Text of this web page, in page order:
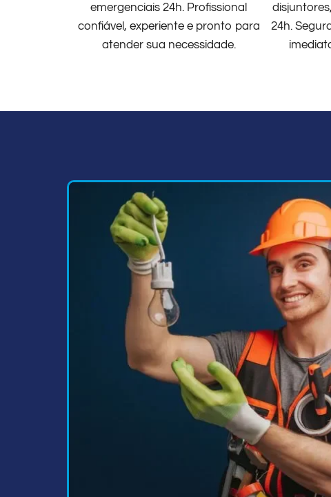
emergenciais 24h. Profissional
confiável, experiente e pronto para
atender sua necessidade.
24h.